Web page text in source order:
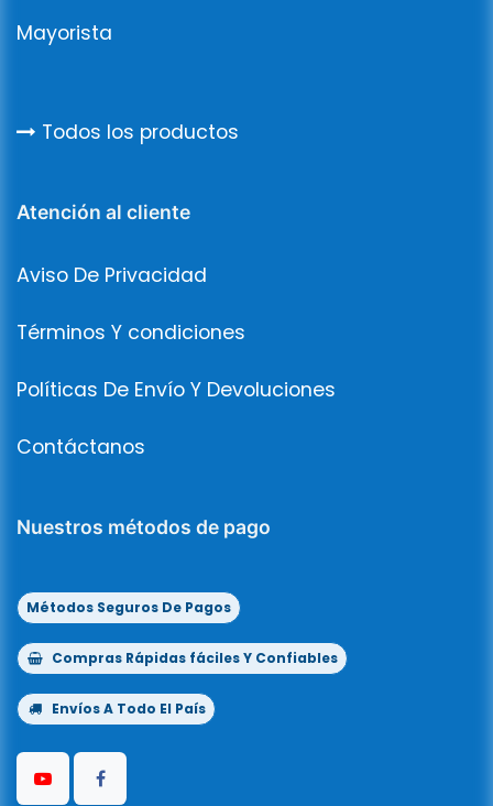
Mayorista
Todos los productos
Atención al cliente
Aviso De Privacidad
Términos Y condiciones
Políticas De Envío Y Devoluciones
Contáctanos
Nuestros métodos de pago
Métodos Seguros De Pagos
Compras Rápidas fáciles Y Confiables
Envíos A Todo El País